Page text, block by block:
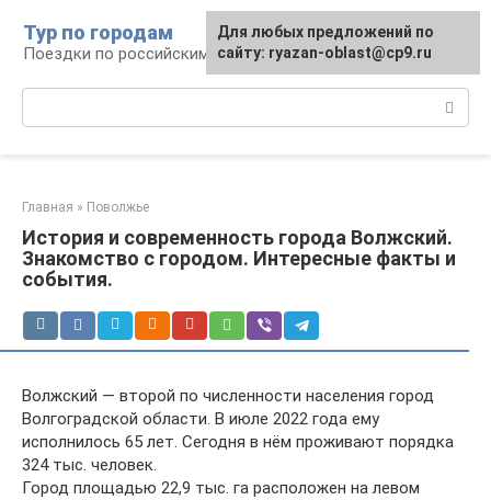
контенту
Тур по городам
Поездки по российским городам
Главная » Поволжье
История и современность города Волжский.
Знакомство с городом. Интересные факты и
события.
Волжский — второй по численности населения город
Волгоградской области. В июле 2022 года ему
исполнилось 65 лет. Сегодня в нём проживают порядка
324 тыс. человек.
Город площадью 22,9 тыс. га расположен на левом
Для любых предложений по
сайту: ryazan-oblast@cp9.ru